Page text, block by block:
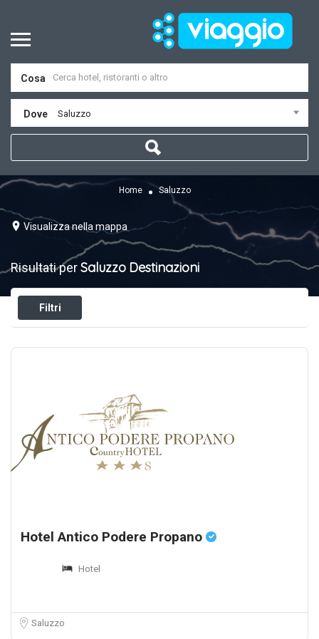
Cosa
Dove Saluzzo
Home Saluzzo
Visualizza nella mappa
Risultati perSaluzzo Destinazioni
Filtri
Hotel Antico Podere Propano
Hotel
Saluzzo